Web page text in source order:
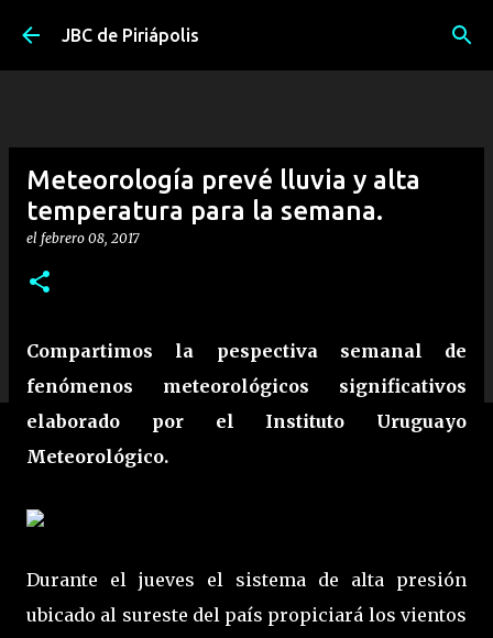
Ir al contenido principal
JBC de Piriápolis
Meteorología prevé lluvia y alta
temperatura para la semana.
el febrero 08, 2017
Compartimos la pespectiva semanal de
fenómenos meteorológicos significativos
elaborado por el Instituto Uruguayo
Meteorológico.
Durante el jueves el sistema de alta presión
ubicado al sureste del país propiciará los vientos